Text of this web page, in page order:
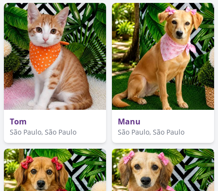
Tom
São Paulo, São Paulo
Manu
São Paulo, São Paulo